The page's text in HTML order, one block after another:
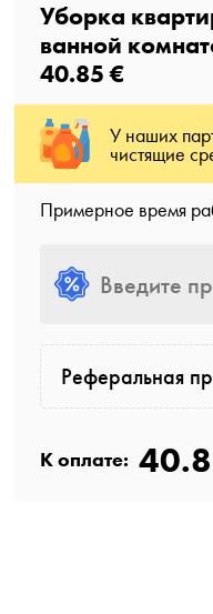
Уборка
ванной
40.85 €
У наших
чистящие
Примерное время
Реферальная
К оплате: